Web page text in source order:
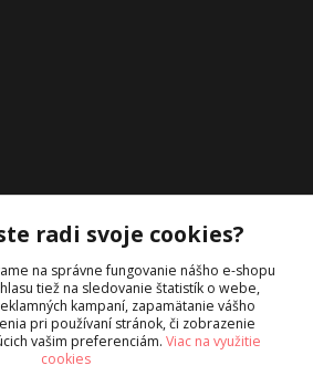
radi svoje cookies?
na správne fungovanie nášho e-shopu
tiež na sledovanie štatistík o webe,
kampaní, zapamätanie vášho
pri používaní stránok, či zobrazenie
vašim preferenciám. Viac na využitie
cookies